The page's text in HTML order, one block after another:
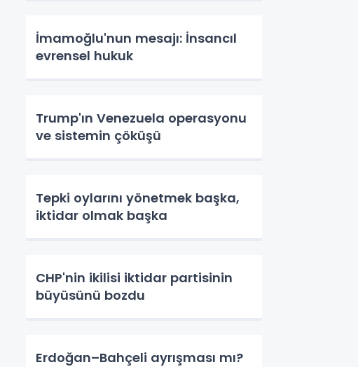
İmamoğlu'nun mesajı: İnsancıl
evrensel hukuk
Trump'ın Venezuela operasyonu
ve sistemin çöküşü
Tepki oylarını yönetmek başka,
iktidar olmak başka
CHP'nin ikilisi iktidar partisinin
büyüsünü bozdu
Erdoğan–Bahçeli ayrışması mı?